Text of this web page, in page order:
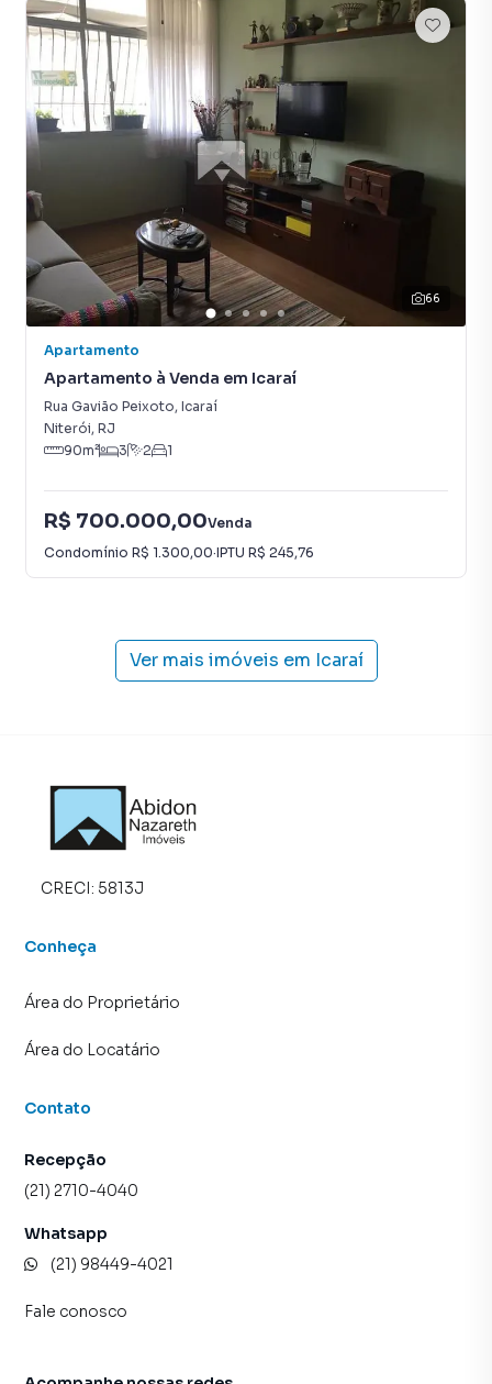
66
Apartamento
Apartamento à Venda em Icaraí
Rua Gavião Peixoto, Icaraí
Niterói, RJ
90m² 3 2 1
R$ 700.000,00Venda
Condomínio R$ 1.300,00·IPTU R$ 245,76
Ver mais imóveis em Icaraí
CRECI: 5813J
Conheça
Área do Proprietário
Área do Locatário
Contato
Recepção
(21) 2710-4040
Whatsapp
(21) 98449-4021
Fale conosco